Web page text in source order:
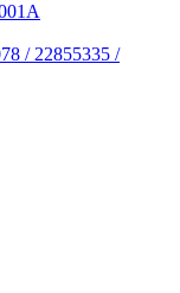
/ 22855335 /